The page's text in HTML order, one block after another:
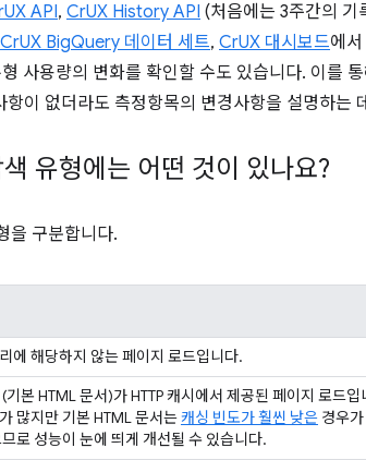
API, CrUX History API (처음에는 3주간의 기
CrUX BigQuery 데이터 세트, CrUX 대시보드에
사용량의 변화를 확인할 수도 있습니다. 이를
이 없더라도 측정항목의 변경사항을 설명하는
유형에는 어떤 것이 있나요?
을 구분합니다.
에 해당하지 않는 페이지 로드입니다.
기본 HTML 문서)가 HTTP 캐시에서 제공된 페이지 로드
많지만 기본 HTML 문서는캐싱 빈도가 훨씬 낮은 경우
로 성능이 눈에 띄게 개선될 수 있습니다.